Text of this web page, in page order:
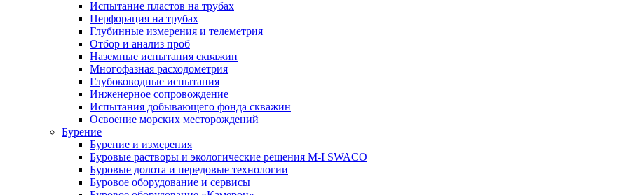
Испытание пластов на трубах
Перфорация на трубах
Глубинные измерения и телеметрия
Отбор и анализ проб
Наземные испытания скважин
Многофазная расходометрия
Глубоководные испытания
Инженерное сопровождение
Испытания добывающего фонда скважин
Освоение морских месторождений
Бурение
Бурение и измерения
Буровые растворы и экологические решения M-I SWACO
Буровые долота и передовые технологии
Буровое оборудование и сервисы